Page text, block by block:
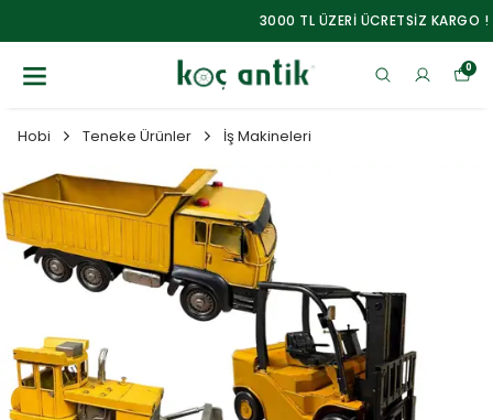
3000 TL ÜZERİ ÜCRETSİZ KARGO !
0
Hobi Teneke Ürünler İş Makineleri